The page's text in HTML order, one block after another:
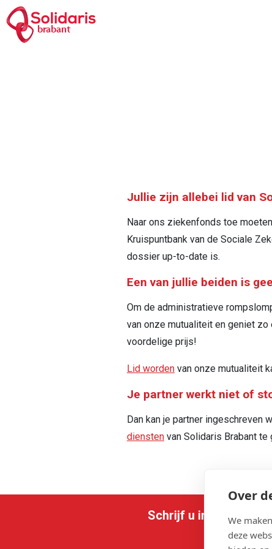
Over
We
deze
Overslaan
en
brabant
Jullie zijn allebei lid van
Naar ons ziekenfonds toe
Kruispuntbank van de Sociale
dossier up-to-date is.
Een van jullie beiden is
Om de administratieve
van onze mutualiteit en geniet
voordelige prijs!
Lid worden van onze mutualiteit
Je partner werkt niet of
Dan kan je partner ingeschreven
diensten van Solidaris Brabant te
Schrijf u in op onze